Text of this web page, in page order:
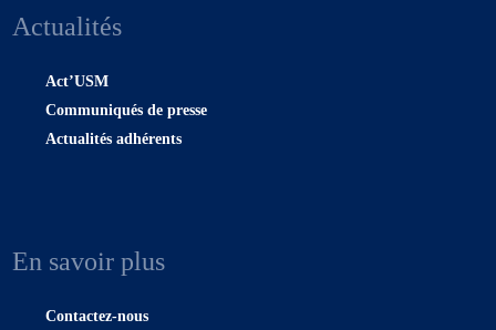
Actualités
Act’USM
Communiqués de presse
Actualités adhérents
En savoir plus
Contactez-nous